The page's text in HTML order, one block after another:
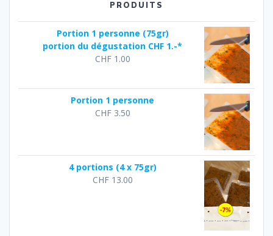
PRODUITS
Portion 1 personne (75gr)
portion du dégustation CHF 1.-*
CHF1.00
Portion 1 personne
CHF3.50
4 portions (4 x 75gr)
CHF13.00